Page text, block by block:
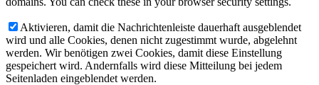
Aktivieren, damit die Nachrichtenleiste dauerhaft ausgeblendet
wird und alle Cookies, denen nicht zugestimmt wurde, abgelehnt
werden. Wir benötigen zwei Cookies, damit diese Einstellung
gespeichert wird. Andernfalls wird diese Mitteilung bei jedem
Seitenladen eingeblendet werden.